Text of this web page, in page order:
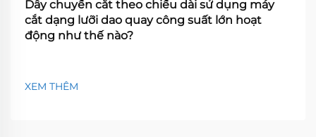
Dây chuyền cắt theo chiều dài sử dụng máy
cắt dạng lưỡi dao quay công suất lớn hoạt
động như thế nào?
XEM THÊM